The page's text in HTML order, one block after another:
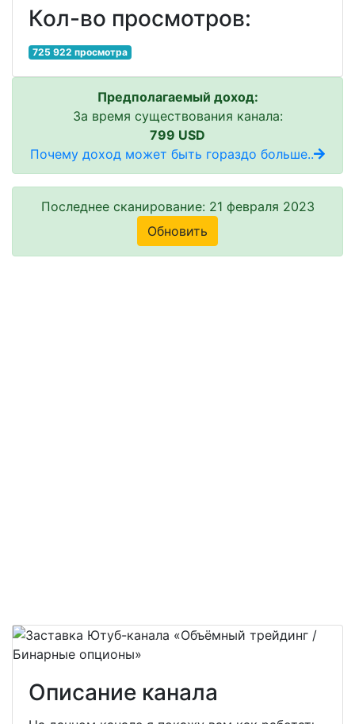
Кол-во просмотров:
725 922 просмотра
Предполагаемый доход:
За время существования канала:
799 USD
Почему доход может быть гораздо больше..
Последнее сканирование: 21 февраля 2023
Обновить
Описание канала